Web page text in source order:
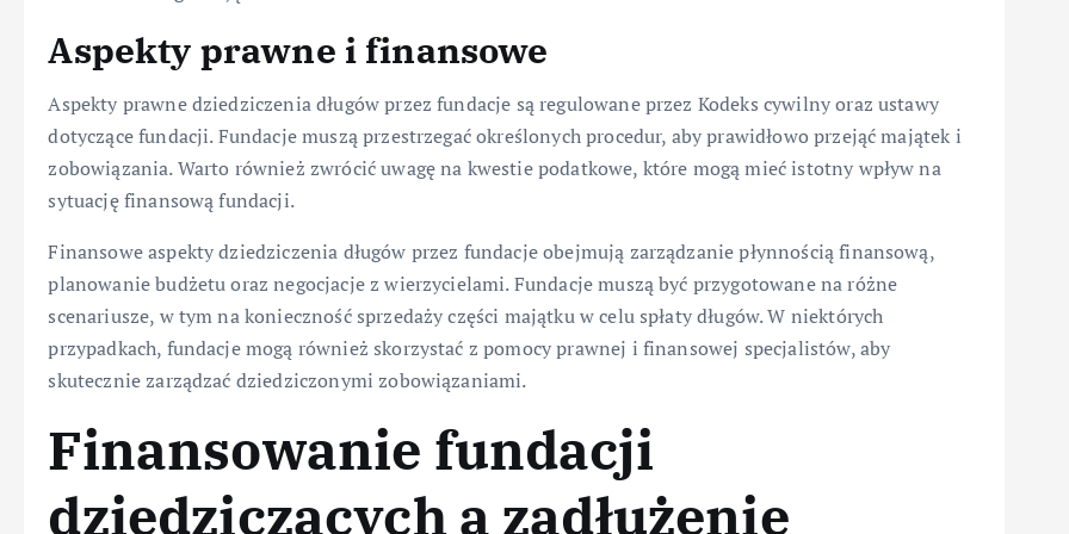
Aspekty prawne i finansowe
Aspekty prawne dziedziczenia długów przez fundacje są regulowane przez Kodeks cywilny oraz ustawy
dotyczące fundacji. Fundacje muszą przestrzegać określonych procedur, aby prawidłowo przejąć majątek i
zobowiązania. Warto również zwrócić uwagę na kwestie podatkowe, które mogą mieć istotny wpływ na
sytuację finansową fundacji.
Finansowe aspekty dziedziczenia długów przez fundacje obejmują zarządzanie płynnością finansową,
planowanie budżetu oraz negocjacje z wierzycielami. Fundacje muszą być przygotowane na różne
scenariusze, w tym na konieczność sprzedaży części majątku w celu spłaty długów. W niektórych
przypadkach, fundacje mogą również skorzystać z pomocy prawnej i finansowej specjalistów, aby
skutecznie zarządzać dziedziczonymi zobowiązaniami.
Finansowanie fundacji
dziedziczących a zadłużenie